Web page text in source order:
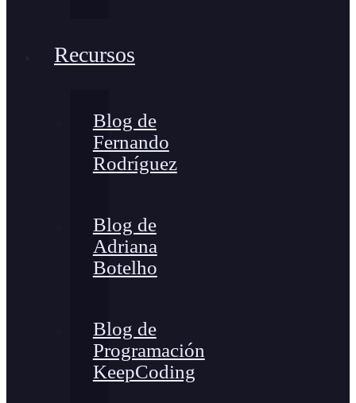
Recursos
Blog de
Fernando
Rodríguez
Blog de
Adriana
Botelho
Blog de
Programación
KeepCoding